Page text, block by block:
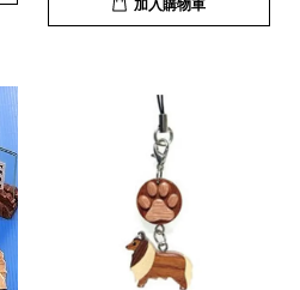
加入購物車